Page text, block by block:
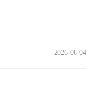
2026-08-04